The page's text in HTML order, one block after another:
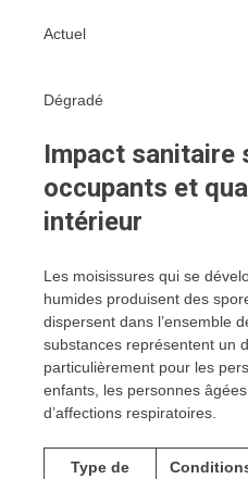
Actuel
Dégradé
Impact sanitaire
occupants et
intérieur
Les moisissures qui se
humides produisent des
dispersent dans l’ensemble
substances représentent un
particulièrement pour les
enfants, les personnes
d’affections respiratoires.
Type de